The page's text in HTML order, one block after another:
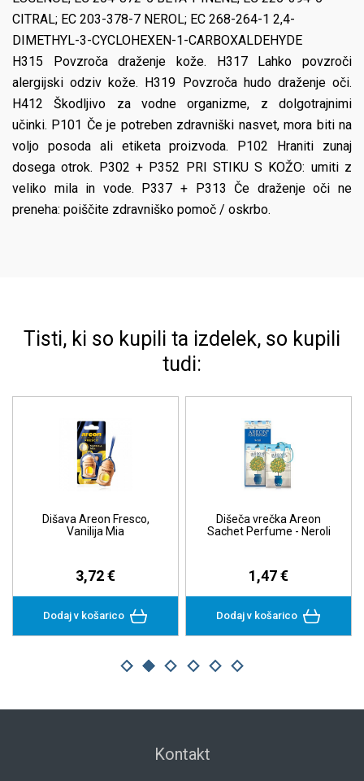
CITRAL; EC 203-378-7 NEROL; EC 268-264-1 2,4-
DIMETHYL-3-CYCLOHEXEN-1-CARBOXALDEHYDE
H315 Povzroča draženje kože. H317 Lahko povzroči
alergijski odziv kože. H319 Povzroča hudo draženje oči.
H412 Škodljivo za vodne organizme, z dolgotrajnimi
učinki. P101 Če je potreben zdravniški nasvet, mora biti na
voljo posoda ali etiketa proizvoda. P102 Hraniti zunaj
dosega otrok. P302 + P352 PRI STIKU S KOŽO: umiti z
veliko mila in vode. P337 + P313 Če draženje oči ne
preneha: poiščite zdravniško pomoč / oskrbo.
Tisti, ki so kupili ta izdelek, so kupili
tudi:
Dišava Areon Fresco,
Vanilija Mia
3,72 €
Dodaj v košarico
Dišeča vrečka Areon
Sachet Perfume - Neroli
1,47 €
Dodaj v košarico
Kontakt